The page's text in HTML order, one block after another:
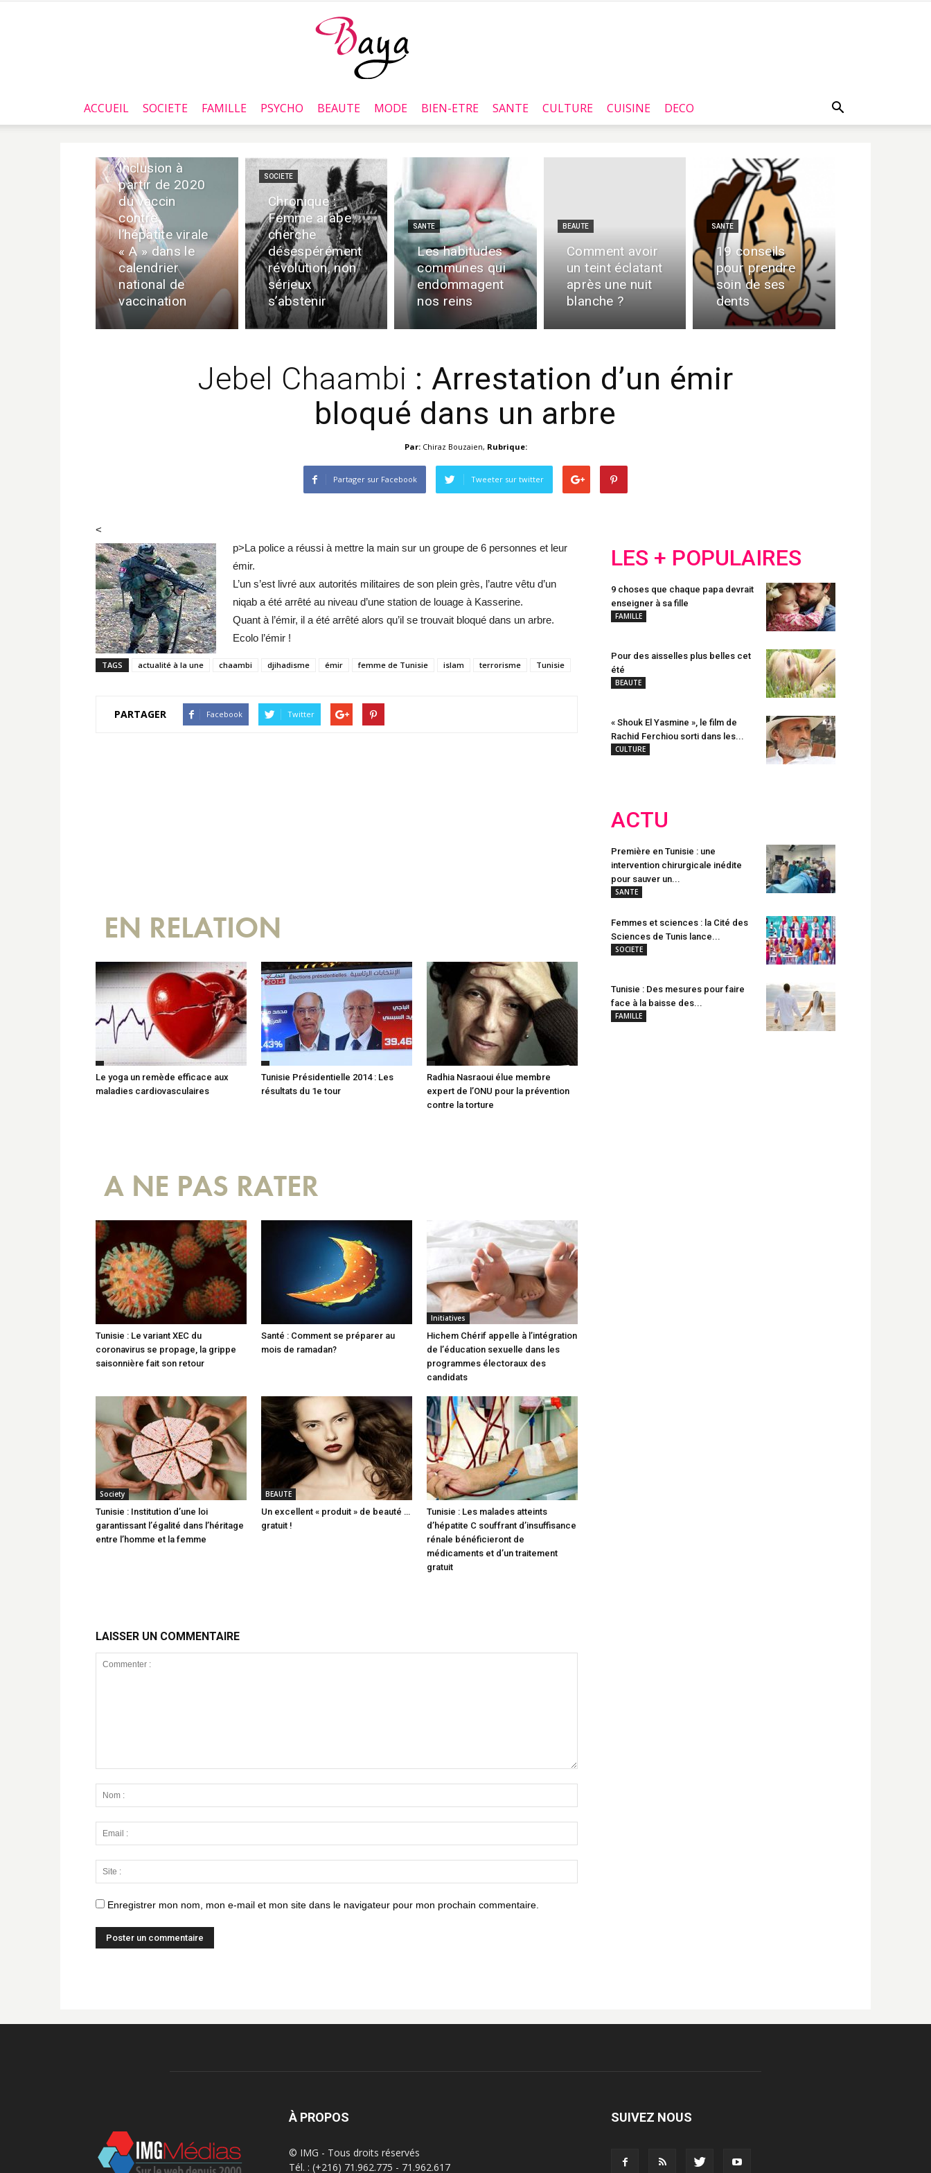
Baya.tn
ACCUEIL SOCIETE FAMILLE PSYCHO BEAUTE MODE BIEN-ETRE SANTE CULTURE CUISINE DECO
Inclusion à
partir de 2020
du vaccin
contre
l’hépatite virale
« A » dans le
calendrier
national de
vaccination
SOCIETE
Chronique :
Femme arabe
cherche
désespérément
révolution, non
sérieux
s’abstenir
SANTE
Les habitudes
communes qui
endommagent
nos reins
BEAUTE
Comment avoir
un teint éclatant
après une nuit
blanche ?
SANTE
19 conseils
pour prendre
soin de ses
dents
Jebel Chaambi : Arrestation d’un émir
bloqué dans un arbre
Par: Chiraz Bouzaien, Rubrique:
Partager sur Facebook Tweeter sur twitter
<
p>La police a réussi à mettre la main sur un groupe de 6 personnes et leur
émir.
L’un s’est livré aux autorités militaires de son plein grès, l’autre vêtu d’un
niqab a été arrêté au niveau d’une station de louage à Kasserine.
Quant à l’émir, il a été arrêté alors qu’il se trouvait bloqué dans un arbre.
Ecolo l’émir !
TAGS actualité à la une chaambi djihadisme émir femme de Tunisie islam terrorisme Tunisie
PARTAGER Facebook Twitter
EN RELATION
Le yoga un remède efficace aux
maladies cardiovasculaires
Tunisie Présidentielle 2014 : Les
résultats du 1e tour
Radhia Nasraoui élue membre
expert de l’ONU pour la prévention
contre la torture
A NE PAS RATER
Tunisie : Le variant XEC du
coronavirus se propage, la grippe
saisonnière fait son retour
Santé : Comment se préparer au
mois de ramadan?
Initiatives
Hichem Chérif appelle à l’intégration
de l’éducation sexuelle dans les
programmes électoraux des
candidats
Society
Tunisie : Institution d’une loi
garantissant l’égalité dans l’héritage
entre l’homme et la femme
BEAUTE
Un excellent « produit » de beauté …
gratuit !
Tunisie : Les malades atteints
d’hépatite C souffrant d’insuffisance
rénale bénéficieront de
médicaments et d’un traitement
gratuit
LAISSER UN COMMENTAIRE
Enregistrer mon nom, mon e-mail et mon site dans le navigateur pour mon prochain commentaire.
LES + POPULAIRES
9 choses que chaque papa devrait
enseigner à sa fille
FAMILLE
Pour des aisselles plus belles cet
été
BEAUTE
« Shouk El Yasmine », le film de
Rachid Ferchiou sorti dans les...
CULTURE
ACTU
Première en Tunisie : une
intervention chirurgicale inédite
pour sauver un...
SANTE
Femmes et sciences : la Cité des
Sciences de Tunis lance...
SOCIETE
Tunisie : Des mesures pour faire
face à la baisse des...
FAMILLE
À PROPOS
© IMG - Tous droits réservés
Tél. : (+216) 71.962.775 - 71.962.617
SUIVEZ NOUS